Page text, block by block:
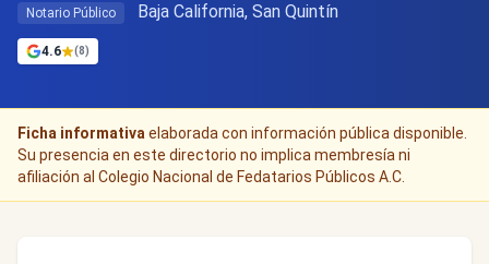
Notario Público Baja California, San Quintín
4.6 (8)
Ficha informativa elaborada con información pública disponible.
Su presencia en este directorio no implica membresía ni
afiliación al Colegio Nacional de Fedatarios Públicos A.C.